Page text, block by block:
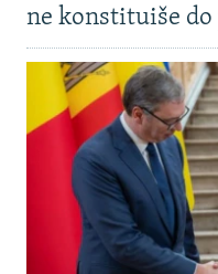
ne konstituiše do